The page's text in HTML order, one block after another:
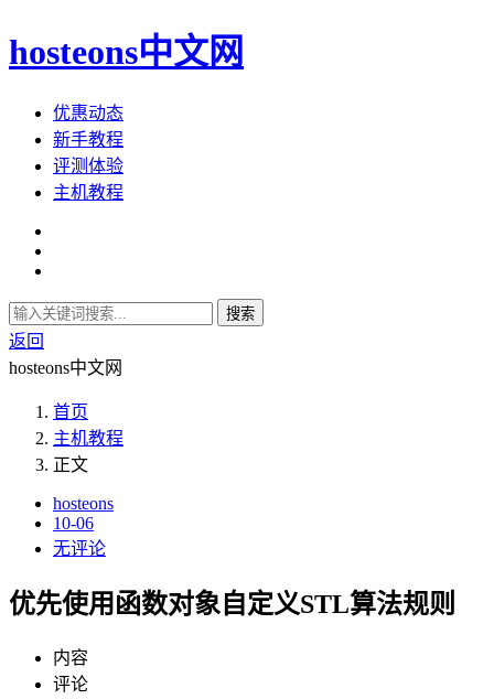
hosteons中文网
优惠动态
新手教程
评测体验
主机教程
搜索
返回
hosteons中文网
首页
主机教程
正文
hosteons
10-06
无评论
优先使用函数对象自定义STL算法规则
内容
评论